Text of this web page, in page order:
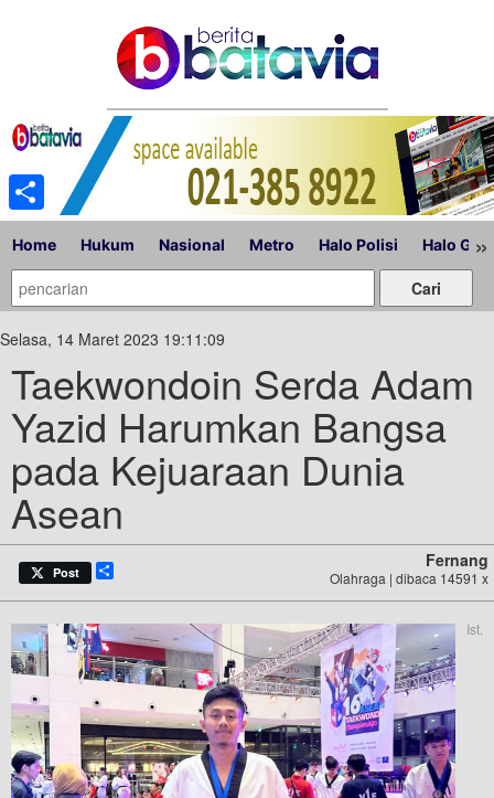
Home Hukum Nasional Metro Halo Polisi Halo »
Selasa, 14 Maret 2023 19:11:09
Taekwondoin Serda Adam
Yazid Harumkan Bangsa
pada Kejuaraan Dunia
Asean
Post
Fernang
Olahraga | dibaca 14591 x
Ist.
Share